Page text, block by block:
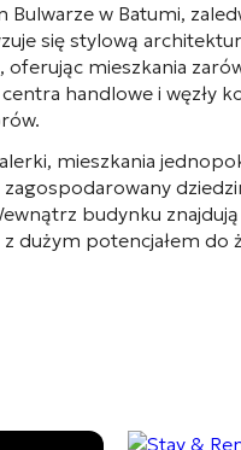
w Batumi,
się stylową
mieszkania
handlowe i
mieszkania
budynku
potencjałem do